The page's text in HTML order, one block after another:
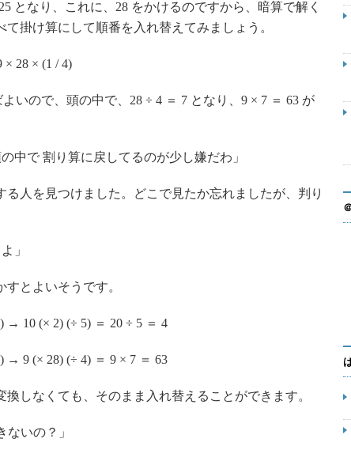
となり、これに、28 をかけるのですから、暗算で解く
掛け算にして順番を入れ替えてみましょう。
28 × (1 / 4)
いので、頭の中で、28 ÷ 4 ＝ 7 となり、9 × 7 ＝ 63 が
中で 割り算に戻してるのが少し嫌だわ」
人を見つけました。どこで見たか忘れましたが、判り
」
とよいそうです。
10 (× 2) (÷ 5) ＝ 20 ÷ 5 ＝ 4
9 (× 28) (÷ 4) ＝ 9 × 7 ＝ 63
しなくても、そのまま入れ替えることができます。
ないの？」